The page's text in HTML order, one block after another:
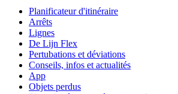
Planificateur d'itinéraire
Arrêts
Lignes
De Lijn Flex
Pertubations et déviations
Conseils, infos et actualités
App
Objets perdus